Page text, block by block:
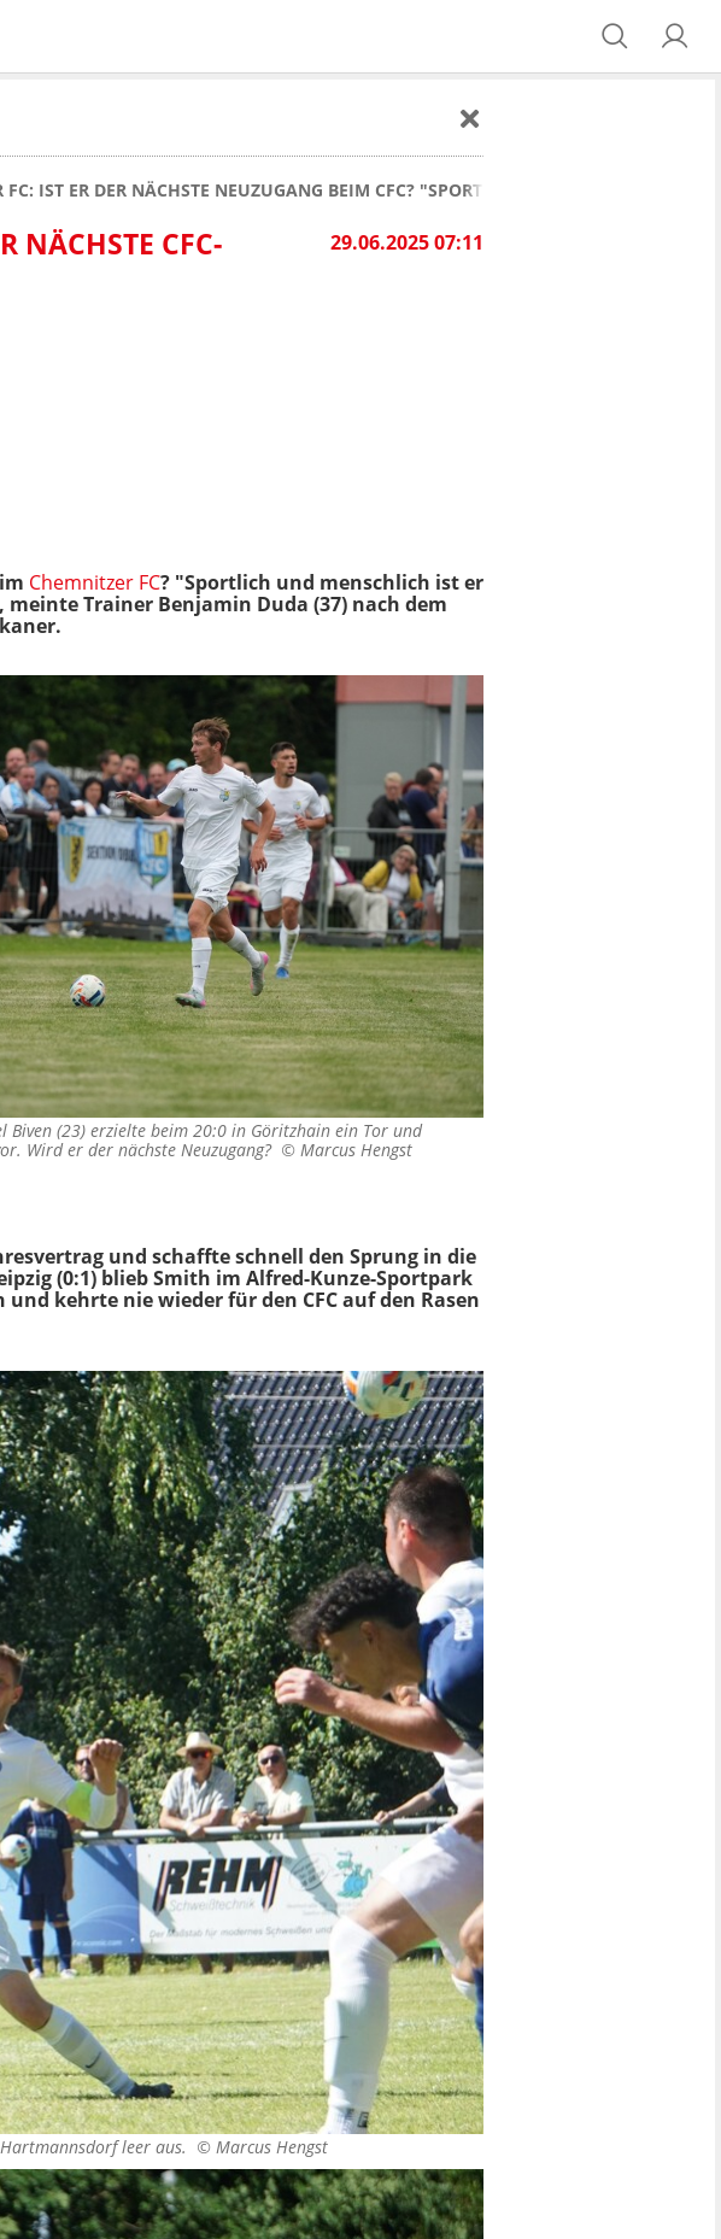
FC: IST ER DER NÄCHSTE NEUZUGANG BEIM CFC? "SPORTLICH UND MENSCHLICH
29.06.2025 07:11
NÄCHSTE CFC-
Chemnitzer FC? "Sportlich und menschlich ist er
Trainer Benjamin Duda (37) nach dem
Biven (23) erzielte beim 20:0 in Göritzhain ein Tor und
Wird er der nächste Neuzugang? © Marcus Hengst
und schaffte schnell den Sprung in die
(0:1) blieb Smith im Alfred-Kunze-Sportpark
kehrte nie wieder für den CFC auf den Rasen
Hartmannsdorf leer aus. © Marcus Hengst